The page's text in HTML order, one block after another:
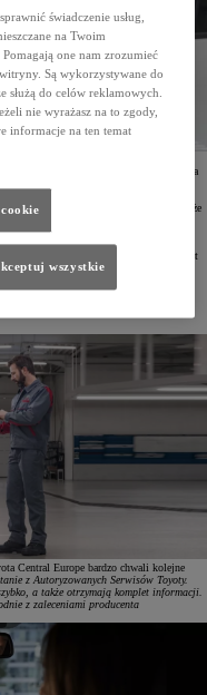
specjalnego konta. Do złożenia
o aucie, w tym numer rejestracyjny
a także dzień i godzina
zakres prac, przy czym Klient może
kół lub opon ze zleceniem ich
czynności serwisowych, szacunkowy koszt
i godziny wizyty jest możliwy dzięki
Toyoty. Potwierdzenie rezerwacji
ze szczegółami wybranych usług.
Booking wyśle także przypomnienie
Central Europe bardzo chwali kolejne
z Autoryzowanych Serwisów Toyoty.
a także otrzymają komplet informacji.
z zaleceniami producenta
świadczenie usług,
na Twoim
one nam zrozumieć
Są wykorzystywane do
służą do celów reklamowych.
nie wyrażasz na to zgody,
informacje na ten temat
wszystkie